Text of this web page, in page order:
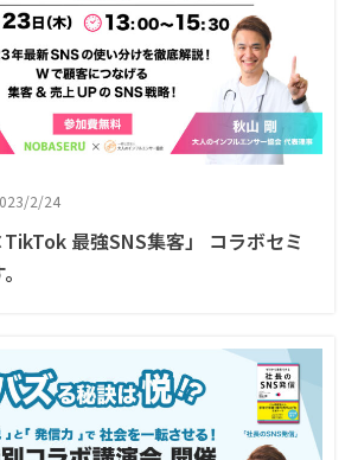
2/24
最強SNS集客」 コラボセミ